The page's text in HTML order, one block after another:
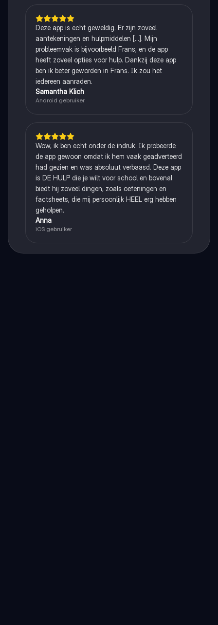
Deze app is echt geweldig. Er zijn zoveel
aantekeningen en hulpmiddelen [...]. Mijn
probleemvak is bijvoorbeeld Frans, en de app
heeft zoveel opties voor hulp. Dankzij deze app
ben ik beter geworden in Frans. Ik zou het
iedereen aanraden.
Samantha Klich
Android gebruiker
Wow, ik ben echt onder de indruk. Ik probeerde
de app gewoon omdat ik hem vaak geadverteerd
had gezien en was absoluut verbaasd. Deze app
is DE HULP die je wilt voor school en bovenal
biedt hij zoveel dingen, zoals oefeningen en
factsheets, die mij persoonlijk HEEL erg hebben
geholpen.
Anna
iOS gebruiker